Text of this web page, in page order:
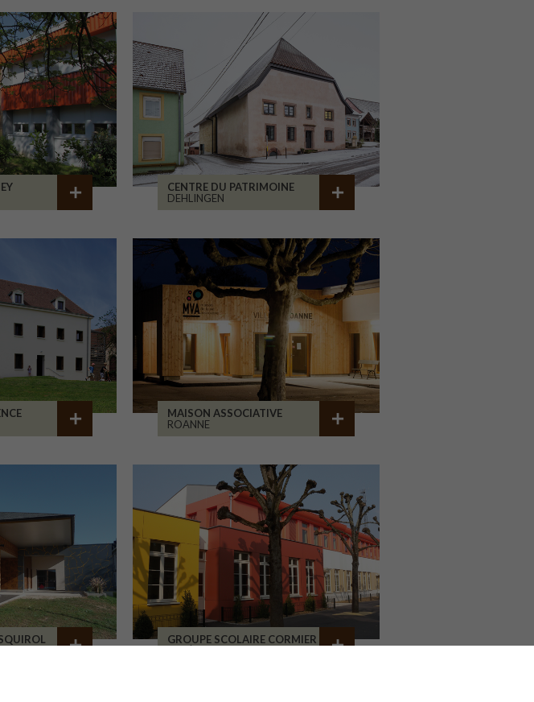
CENTRE DU PATRIMOINE
DEHLINGEN
MAISON ASSOCIATIVE
ROANNE
GROUPE SCOLAIRE CORMIER